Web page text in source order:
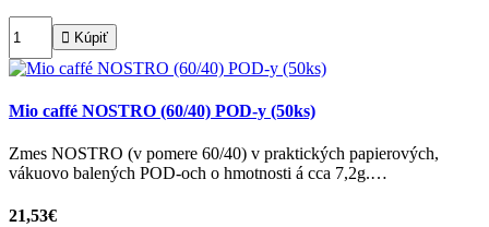
 Kúpiť
Mio caffé NOSTRO (60/40) POD-y (50ks)
Zmes NOSTRO (v pomere 60/40) v praktických papierových,
vákuovo balených POD-och o hmotnosti á cca 7,2g.…
21,53€